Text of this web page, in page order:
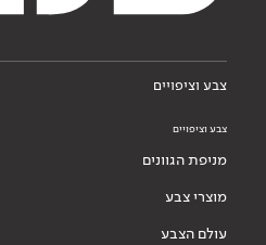
צבע וציפויים
צבע וציפויים
מניפת הגוונים
מוצרי צבע
עולם הצבע